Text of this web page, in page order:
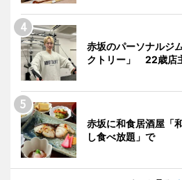
赤坂のパーソナルジ
クトリー」 22歳店
赤坂に和食居酒屋「
し食べ放題」で